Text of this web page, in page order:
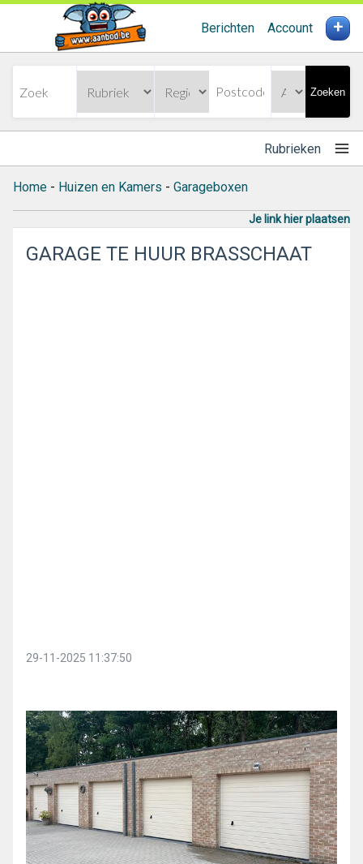
Berichten Account +
Zoeken
Rubrieken
Home - Huizen en Kamers - Garageboxen
Je link hier plaatsen
GARAGE TE HUUR BRASSCHAAT
29-11-2025 11:37:50